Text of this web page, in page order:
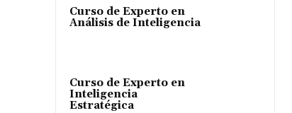
Curso de Experto en
Análisis de Inteligencia
Curso de Experto en
Inteligencia
Estratégica